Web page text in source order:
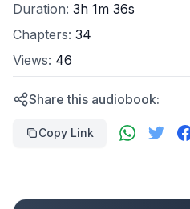
Duration: 3h 1m 36s
Chapters: 34
Views: 46
Share this audiobook:
Copy Link